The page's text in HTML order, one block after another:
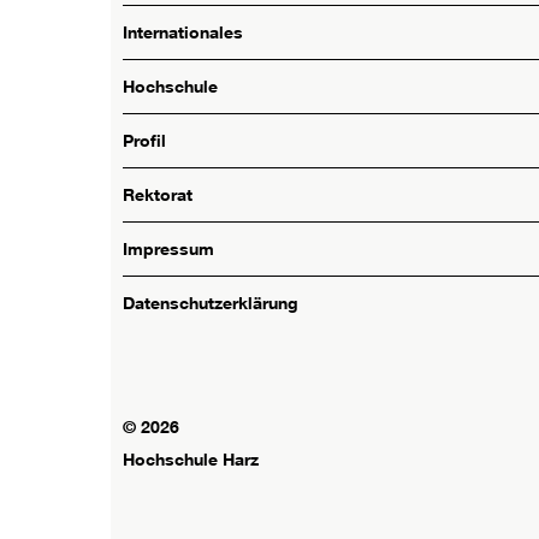
Internationales
Hochschule
Profil
Rektorat
Impressum
Datenschutzerklärung
© 2026
Hochschule Harz